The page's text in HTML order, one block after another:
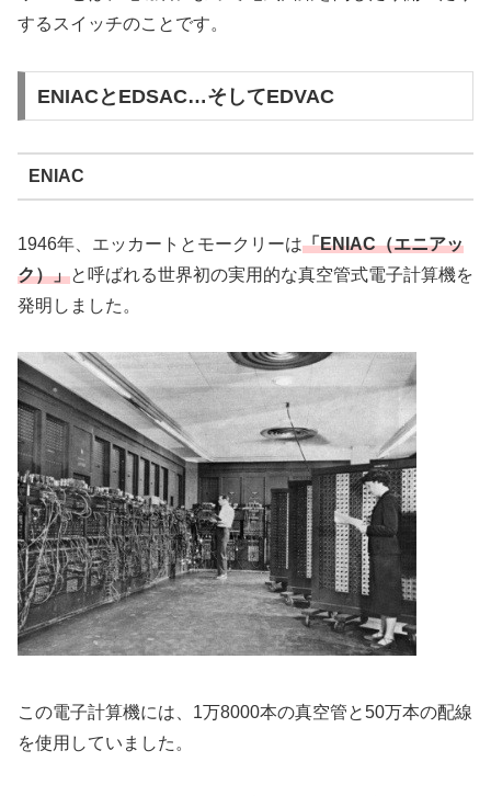
するスイッチのことです。
ENIACとEDSAC…そしてEDVAC
ENIAC
1946年、エッカートとモークリーは「ENIAC（エニアッ
ク）」と呼ばれる世界初の実用的な真空管式電子計算機を
発明しました。
この電子計算機には、1万8000本の真空管と50万本の配線
を使用していました。